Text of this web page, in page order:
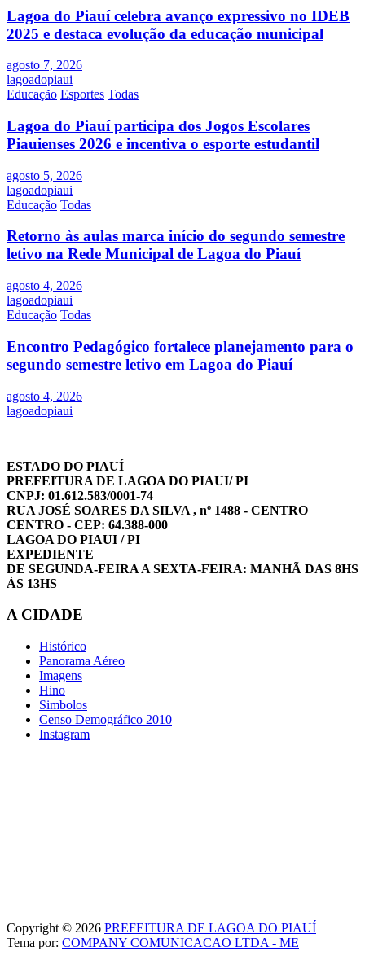
Lagoa do Piauí celebra avanço expressivo no IDEB
2025 e destaca evolução da educação municipal
agosto 7, 2026
lagoadopiaui
Educação Esportes Todas
Lagoa do Piauí participa dos Jogos Escolares
Piauienses 2026 e incentiva o esporte estudantil
agosto 5, 2026
lagoadopiaui
Educação Todas
Retorno às aulas marca início do segundo semestre
letivo na Rede Municipal de Lagoa do Piauí
agosto 4, 2026
lagoadopiaui
Educação Todas
Encontro Pedagógico fortalece planejamento para o
segundo semestre letivo em Lagoa do Piauí
agosto 4, 2026
lagoadopiaui
ESTADO DO PIAUÍ
PREFEITURA DE LAGOA DO PIAUI/ PI
CNPJ: 01.612.583/0001-74
RUA JOSÉ SOARES DA SILVA , nº 1488 - CENTRO
CENTRO - CEP: 64.388-000
LAGOA DO PIAUI / PI
EXPEDIENTE
DE SEGUNDA-FEIRA A SEXTA-FEIRA: MANHÃ DAS 8HS
ÀS 13HS
A CIDADE
Histórico
Panorama Aéreo
Imagens
Hino
Simbolos
Censo Demográfico 2010
Instagram
Copyright © 2026 PREFEITURA DE LAGOA DO PIAUÍ
Tema por: COMPANY COMUNICACAO LTDA - ME